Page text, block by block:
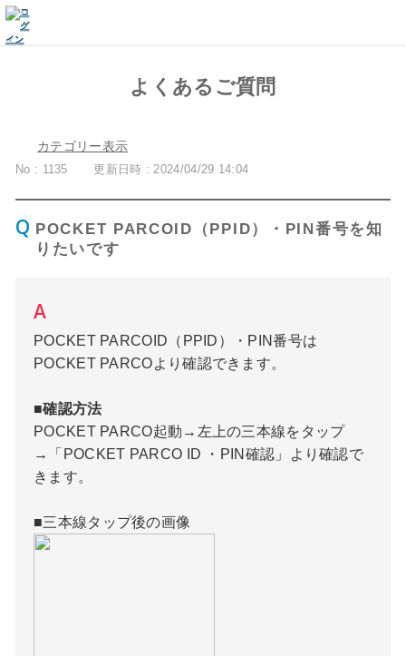
よくあるご質問
カテゴリー表示
No : 1135 更新日時 : 2024/04/29 14:04
POCKET PARCOID（PPID）・PIN番号を知
りたいです
POCKET PARCOID（PPID）・PIN番号は
POCKET PARCOより確認できます。
■確認方法
POCKET PARCO起動→左上の三本線をタップ
→「POCKET PARCO ID ・PIN確認」より確認で
きます。
■三本線タップ後の画像